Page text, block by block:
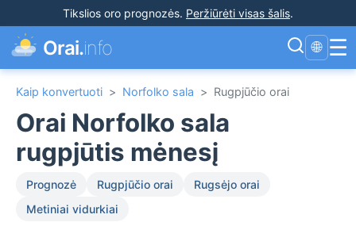
Tikslios oro prognozės. Peržiūrėti visas šalis.
Orai.info 🌐 ☰
Kaip konvertuoti > Norfolko sala > Rugpjūčio orai
Orai Norfolko sala
rugpjūtis mėnesį
Prognozė Rugpjūčio orai
Rugsėjo orai
Metiniai vidurkiai